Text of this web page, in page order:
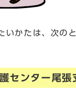
いかたは、次の
センター尾張